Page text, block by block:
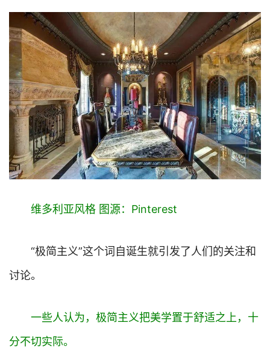
维多利亚风格 图源：Pinterest
“极简主义”这个词自诞生就引发了人们的关注和
讨论。
一些人认为，极简主义把美学置于舒适之上，十
分不切实际。